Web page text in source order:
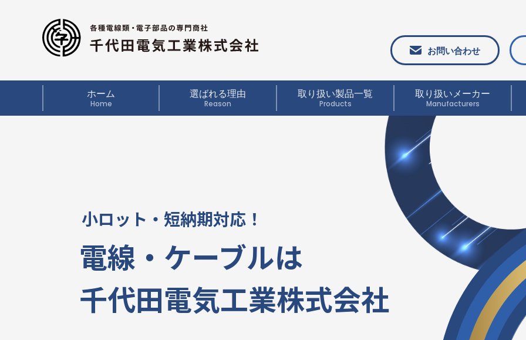
お問い合わせ
ホーム
Home
選ばれる理由
Reason
取り扱い製品一覧
Products
取り扱いメーカー
Manufacturers
小ロット・短納期対応！
電線・ケーブルは
千代田電気工業株式会社